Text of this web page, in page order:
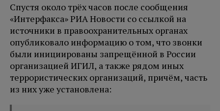
Спустя около трёх часов после сообщения
«Интерфакса» РИА Новости со ссылкой на
источники в правоохранительных органах
опубликовало информацию о том, что звонки
были инициированы запрещённой в России
организацией ИГИЛ, а также рядом иных
террористических организаций, причём, часть
из них уже установлена: